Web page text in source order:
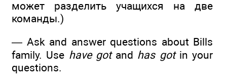
может разделить учащихся на две
команды.)
— Ask and answer questions about Bills
family. Use have gotand has gotin your
questions.